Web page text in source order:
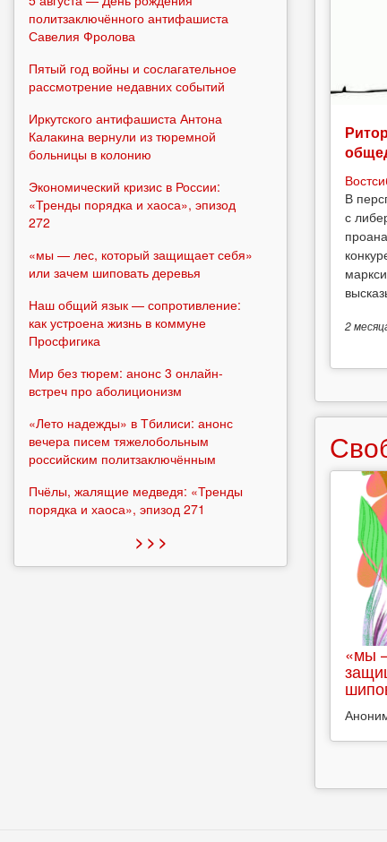
В
с
2
«мы
политзаключённого антифашиста
Савелия Фролова
Пятый год войны и сослагательное
рассмотрение недавних событий
Иркутского антифашиста Антона
Калакина вернули из тюремной
больницы в колонию
Экономический кризис в России:
«Тренды порядка и хаоса», эпизод
272
«мы — лес, который защищает себя»
или зачем шиповать деревья
Наш общий язык — сопротивление:
как устроена жизнь в коммуне
Просфигика
Мир без тюрем: анонс 3 онлайн-
встреч про аболиционизм
«Лето надежды» в Тбилиси: анонс
вечера писем тяжелобольным
российским политзаключённым
Пчёлы, жалящие медведя: «Тренды
порядка и хаоса», эпизод 271
> > >